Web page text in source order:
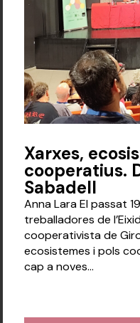
Xarxes,
cooperatius.
Sabadell
Anna Lara El passat
treballadores de
cooperativista de
ecosistemes i pols
cap a noves...